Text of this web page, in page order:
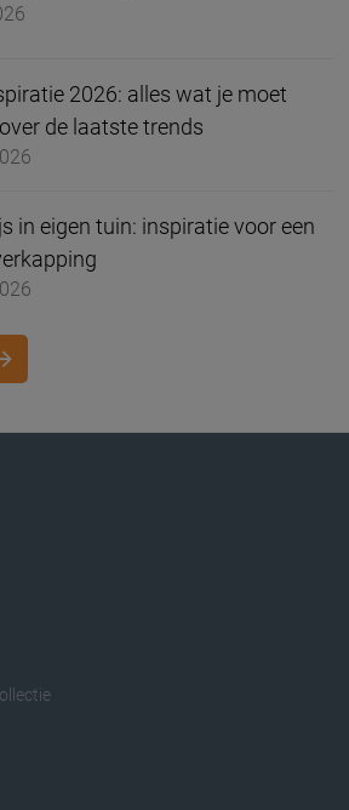
2026: alles wat je moet
de laatste trends
in eigen tuin: inspiratie voor een